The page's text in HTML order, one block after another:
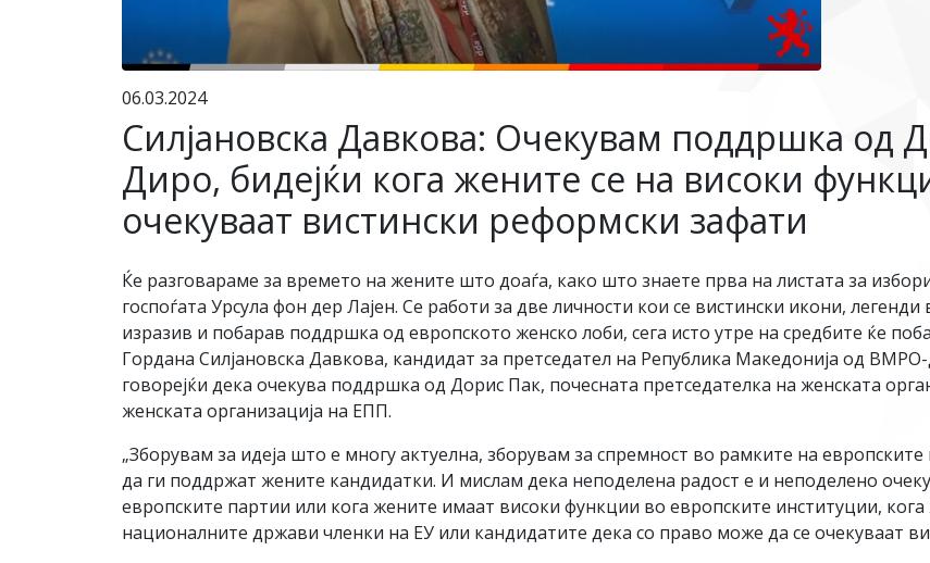
06.03.2024
Силјановска Давкова: Очекувам поддршка од
Диро, бидејќи кога жените се на високи
очекуваат вистински реформски зафати
Ќе разговараме за времето на жените што доаѓа, како што знаете прва на листата за
госпоѓата Урсула фон дер Лајен. Се работи за две личности кои се вистински икони,
изразив и побарав поддршка од европското женско лоби, сега исто утре на средбите ќе
Гордана Силјановска Давкова, кандидат за претседател на Република Македонија од
говорејќи дека очекува поддршка од Дорис Пак, почесната претседателка на женската
женската организација на ЕПП.
„Зборувам за идеја што е многу актуелна, зборувам за спремност во рамките на
да ги поддржат жените кандидатки. И мислам дека неподелена радост е и неподелено
европските партии или кога жените имаат високи функции во европските институции,
националните држави членки на ЕУ или кандидатите дека со право може да се очекуваат